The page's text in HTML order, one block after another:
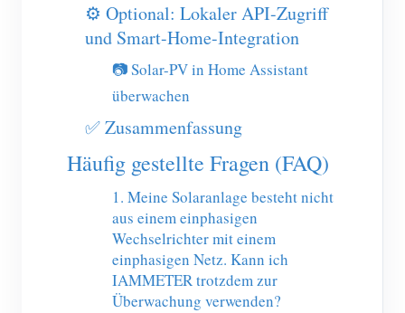
⚙️ Optional: Lokaler API-Zugriff
und Smart-Home-Integration
📷 Solar-PV in Home Assistant
überwachen
✅ Zusammenfassung
Häufig gestellte Fragen (FAQ)
1. Meine Solaranlage besteht nicht
aus einem einphasigen
Wechselrichter mit einem
einphasigen Netz. Kann ich
IAMMETER trotzdem zur
Überwachung verwenden?